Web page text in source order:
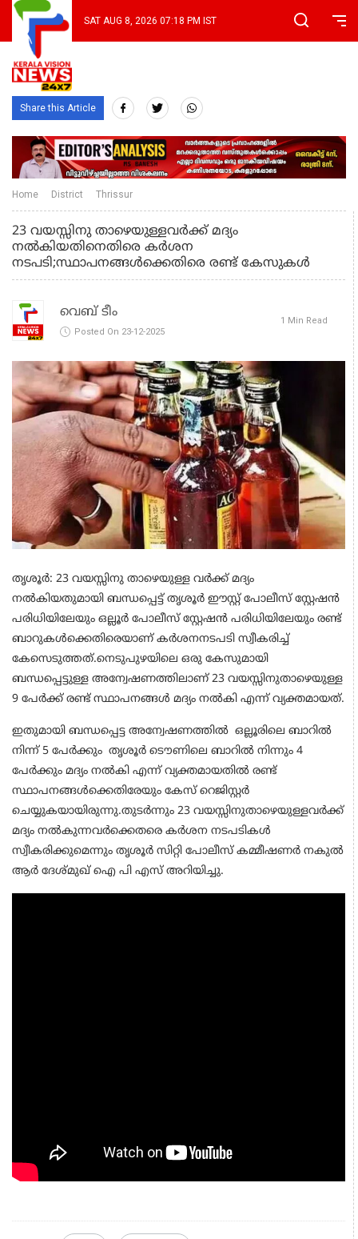
SAT AUG 8, 2026 07:18 PM IST
Share this Article
Home District Thrissur
23 വയസ്സിനു താഴെയുള്ളവർക്ക് മദ്യം
നൽകിയതിനെതിരെ കർശന
നടപടി;സ്ഥാപനങ്ങൾക്കെതിരെ രണ്ട് കേസുകൾ
വെബ് ടീം
Posted On 23-12-2025
1 Min Read
തൃശൂർ: 23 വയസ്സിനു താഴെയുള്ള വർക്ക് മദ്യം
നൽകിയതുമായി ബന്ധപ്പെട്ട് തൃശൂർ ഈസ്റ്റ് പോലീസ് സ്റ്റേഷൻ
പരിധിയിലേയും ഒല്ലൂർ പോലീസ് സ്റ്റേഷൻ പരിധിയിലേയും രണ്ട്
ബാറുകൾക്കെതിരെയാണ് കർശനനടപടി സ്വീകരിച്ച്
കേസെടുത്തത്.നെടുപുഴയിലെ ഒരു കേസുമായി
ബന്ധപ്പെട്ടുള്ള അന്വേഷണത്തിലാണ് 23 വയസ്സിനുതാഴെയുള്ള
9 പേർക്ക് രണ്ട് സ്ഥാപനങ്ങൾ മദ്യം നൽകി എന്ന് വ്യക്തമായത്.
ഇതുമായി ബന്ധപ്പെട്ട അന്വേഷണത്തിൽ ഒല്ലൂരിലെ ബാറിൽ
നിന്ന് 5 പേർക്കും തൃശൂർ ടൌണിലെ ബാറിൽ നിന്നും 4
പേർക്കും മദ്യം നൽകി എന്ന് വ്യക്തമായതിൽ രണ്ട്
സ്ഥാപനങ്ങൾക്കെതിരേയും കേസ് റെജിസ്റ്റർ
ചെയ്യുകയായിരുന്നു.തുടർന്നും 23 വയസ്സിനുതാഴെയുള്ളവർക്ക്
മദ്യം നൽകുന്നവർക്കെതരെ കർശന നടപടികൾ
സ്വീകരിക്കുമെന്നും തൃശൂർ സിറ്റി പോലീസ് കമ്മീഷണർ നകുൽ
ആർ ദേശ്മുഖ് ഐ പി എസ് അറിയിച്ചു.